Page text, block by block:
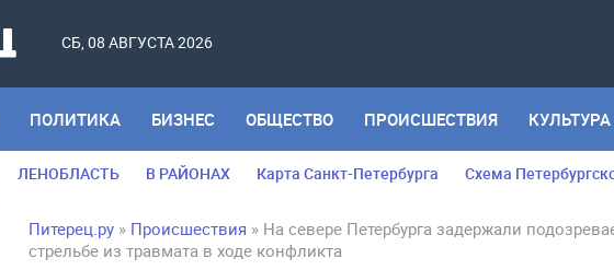
СБ, 08 АВГУСТА 2026
ПОЛИТИКА БИЗНЕС ОБЩЕСТВО ПРОИСШЕСТВИЯ КУЛЬТУРА
ЛЕНОБЛАСТЬ В РАЙОНАХ Карта Санкт-Петербурга Схема
Питерец.ру » Происшествия » На севере Петербурга задержали
стрельбе из травмата в ходе конфликта